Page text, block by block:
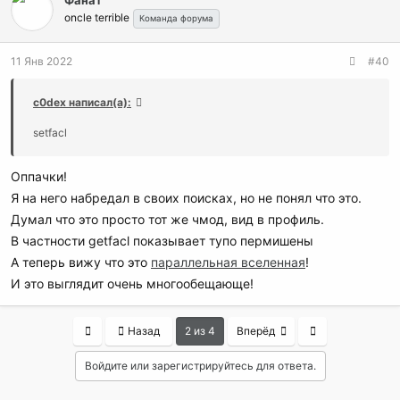
и
oncle terrible Команда форума
11 Янв 2022 #40
c0dex написал(а):
setfacl
Оппачки!
Я на него набредал в своих поисках, но не понял что это.
Думал что это просто тот же чмод, вид в профиль.
В частности getfacl показывает тупо пермишены
А теперь вижу что это параллельная вселенная!
И это выглядит очень многообещающе!
Назад 2 из 4 Вперёд
Войдите или зарегистрируйтесь для ответа.